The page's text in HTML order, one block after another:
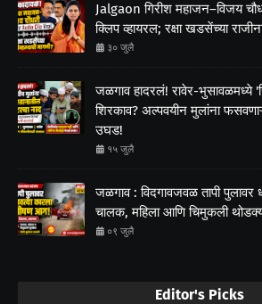
Jalgaon गिरीश महाजन–विजय
क्लिप व्हायरल; रक्षा खडसेंच्या
३० जुलै
जळगाव हादरलं! रावेर-भुसावळमध्ये
शिरकाव? अल्पवयीन मुलांना
उघड!
१५ जुलै
जळगाव : विदगावजवळ तापी पुलावर
चालक, महिला आणि चिमुकली
०९ जुलै
Editor's Picks